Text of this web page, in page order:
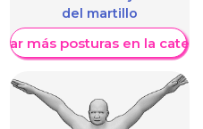
del martillo
más posturas en la